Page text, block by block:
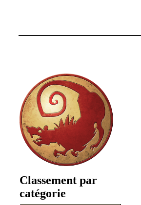
Classement par
catégorie